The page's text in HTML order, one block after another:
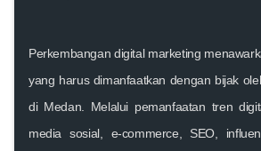
Perkembangan digital marketing
yang harus dimanfaatkan dengan bijak
di Medan. Melalui pemanfaatan tren
media sosial, e-commerce, SEO,